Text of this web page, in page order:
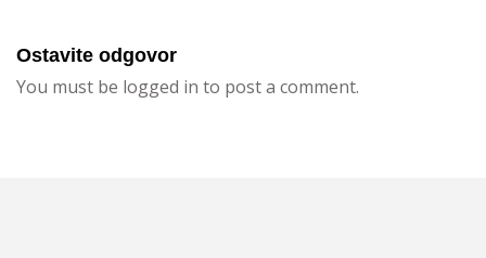
Ostavite odgovor
You must be logged in to post a comment.